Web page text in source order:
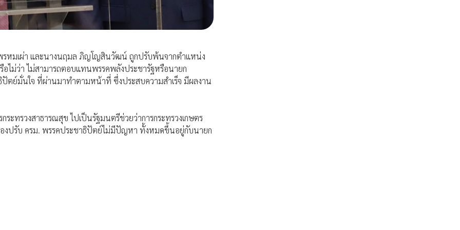
รหมเผ่า และนางนฤมล ภิญโญสินวัฒน์ ถูกปรับพ้นจากตำแหน่ง
อไม่ว่า ไม่สามารถตอบแทนพรรคพลังประชารัฐหรือนายก
ปัตย์มั่นใจ ที่ผ่านมาทำตามหน้าที่ ซึ่งประสบความสำเร็จ มีผลงาน
ะทรวงสาธารณสุข ไปเป็นรัฐมนตรีช่วยว่าการกระทรวงเกษตร
งปรับ ครม. พรรคประชาธิปัตย์ไม่มีปัญหา ทั้งหมดขึ้นอยู่กับนายก